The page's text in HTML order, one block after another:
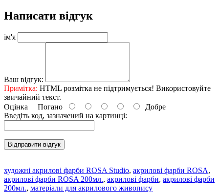
Написати відгук
ім'я
Ваш відгук:
Примітка: HTML розмітка не підтримується! Використовуйте
звичайний текст.
Оцінка Погано
Добре
Введіть код, зазначений на картинці:
Відправити відгук
художні акрилові фарби ROSA Studio, акрилові фарби ROSA,
акрилові фарби ROSA 200мл., акрилові фарби, акрилові фарби
200мл., матеріали для акрилового живопису